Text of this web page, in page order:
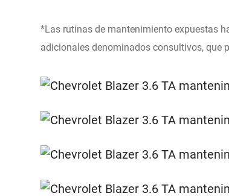
*Las rutinas de mantenimiento expuestas
adicionales denominados consultivos, que